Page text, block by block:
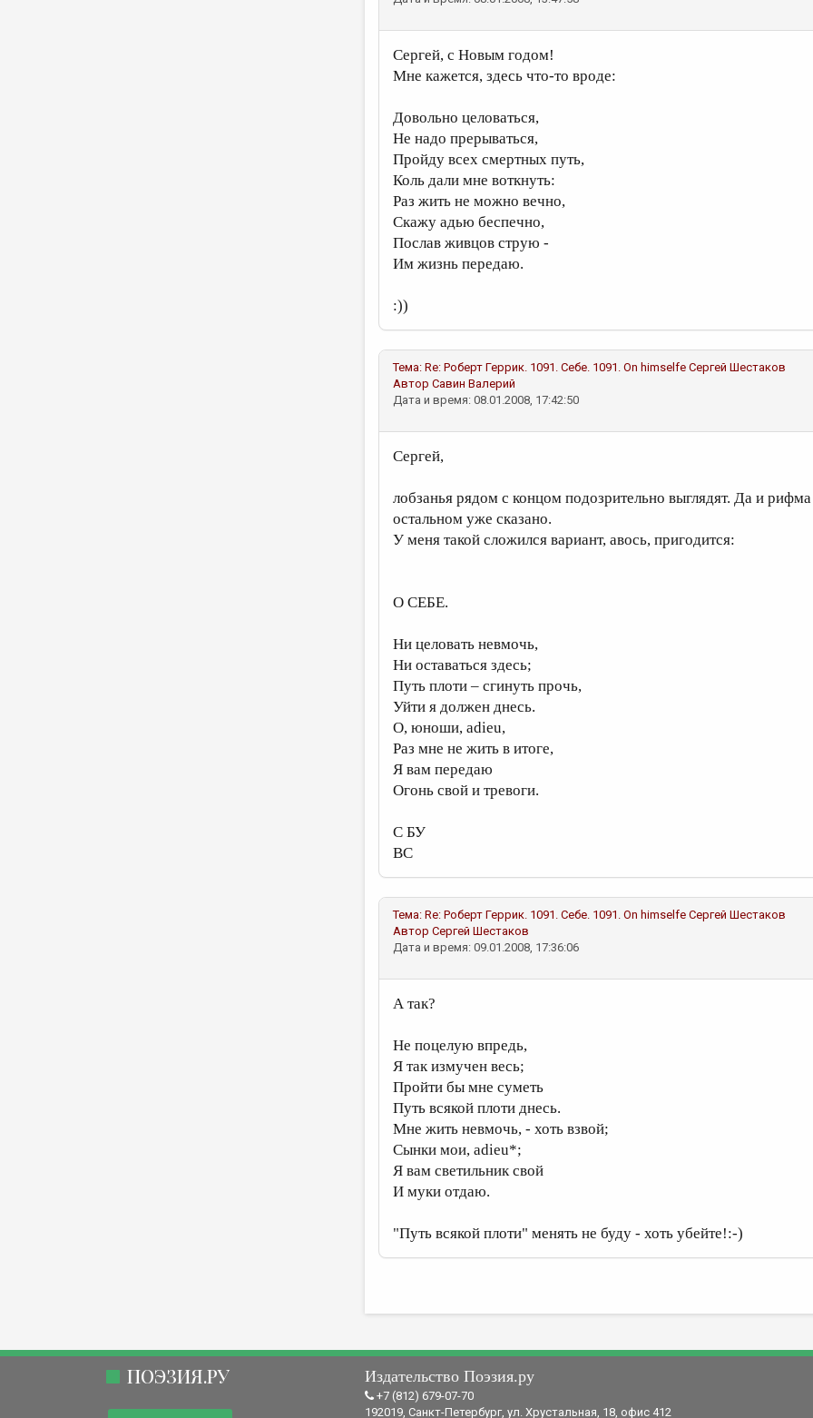
Сергей, с Новым годом!
Мне кажется, здесь что-то вроде:
Довольно целоваться,
Не надо прерываться,
Пройду всех смертных путь,
Коль дали мне воткнуть:
Раз жить не можно вечно,
Скажу адью беспечно,
Послав живцов струю -
Им жизнь передаю.
:))
Тема: Re: Роберт Геррик. 1091. Себе. 1091. On himselfe Сергей Шестаков
Автор Савин Валерий
Дата и время: 08.01.2008, 17:42:50
Сергей,
лобзанья рядом с концом подозрительно выглядят. Да и
остальном уже сказано.
У меня такой сложился вариант, авось, пригодится:
О СЕБЕ.
Ни целовать невмочь,
Ни оставаться здесь;
Путь плоти – сгинуть прочь,
Уйти я должен днесь.
О, юноши, adieu,
Раз мне не жить в итоге,
Я вам передаю
Огонь свой и тревоги.
С БУ
ВС
Тема: Re: Роберт Геррик. 1091. Себе. 1091. On himselfe Сергей Шестаков
Автор Сергей Шестаков
Дата и время: 09.01.2008, 17:36:06
А так?
Не поцелую впредь,
Я так измучен весь;
Пройти бы мне суметь
Путь всякой плоти днесь.
Мне жить невмочь, - хоть взвой;
Сынки мои, adieu*;
Я вам светильник свой
И муки отдаю.
"Путь всякой плоти" менять не буду - хоть убейте!:-)
ПОЭЗИЯ.РУ Издательство Поэзия.ру
+7 (812) 679-07-70
192019, Санкт-Петербург, ул. Хрустальная, 18, офис 412